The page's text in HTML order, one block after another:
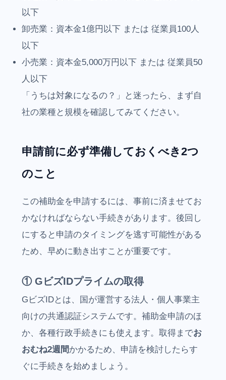
以下
卸売業：資本金1億円以下 または 従業員100人
以下
小売業：資本金5,000万円以下 または 従業員50
人以下
「うちは対象になるの？」と迷ったら、まず自
社の業種と規模を確認してみてください。
申請前に必ず準備しておくべき2つ
のこと
この補助金を申請するには、事前に済ませてお
かなければならない手続きがあります。後回し
にすると申請のタイミングを逃す可能性がある
ため、早めに動き出すことが重要です。
① GビズIDプライムの取得
GビズIDとは、国が運営する法人・個人事業主
向けの共通認証システムです。補助金申請のほ
か、各種行政手続きにも使えます。取得までお
おむね2週間かかるため、申請を検討したらす
ぐに手続きを始めましょう。